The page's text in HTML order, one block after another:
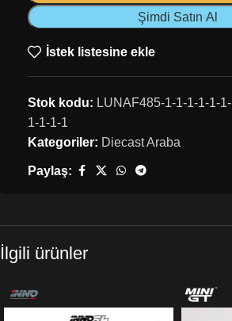
Şimdi Satın Al
İstek listesine ekle
Stok kodu: LUNAF485-1-1-1-1-1-
1-1-1-1
Kategoriler: Diecast Araba
Paylaş:
İlgili ürünler